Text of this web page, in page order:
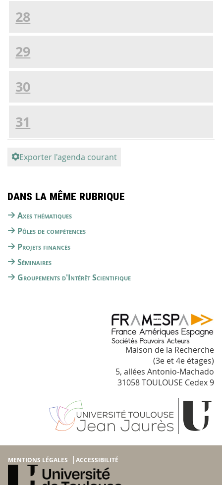
28
29
30
31
Exporter l'agenda courant
Dans la même rubrique
Axes thématiques
Pôles de compétences
Projets financés
Séminaires
Groupements d'Intérêt Scientifique
Maison de la Recherche
(3e et 4e étages)
5, allées Antonio-Machado
31058 TOULOUSE Cedex 9
MENTIONS LÉGALES ACCESSIBILITÉ